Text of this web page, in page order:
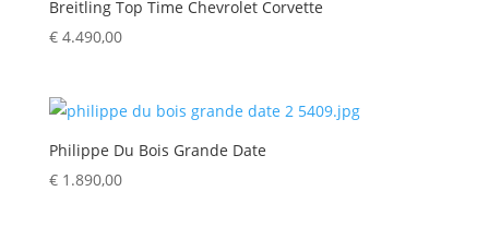
Breitling Top Time Chevrolet Corvette
€4.490,00
Philippe Du Bois Grande Date
€1.890,00